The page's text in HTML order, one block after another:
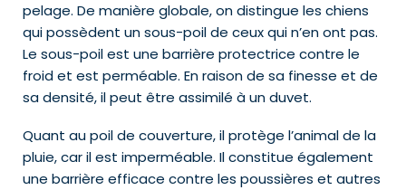
pelage. De manière globale, on distingue les chiens
qui possèdent un sous-poil de ceux qui n’en ont pas.
Le sous-poil est une barrière protectrice contre le
froid et est perméable. En raison de sa finesse et de
sa densité, il peut être assimilé à un duvet.
Quant au poil de couverture, il protège l’animal de la
pluie, car il est imperméable. Il constitue également
une barrière efficace contre les poussières et autres